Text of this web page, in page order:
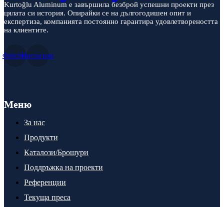
Kurtoğlu Aluminum е завършила безброй успешни проекти през
цялата си история. Опирайки се на дългогодишен опит и
експертиза, компанията постоянно гарантира удовлетвореността
на клиентите.
ФейсбукИнстаграм
Меню
За нас
Продукти
Каталози/Брошури
Поддръжка на проекти
Референции
Текуща преса